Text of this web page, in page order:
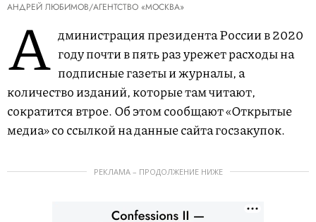
АНДРЕЙ ЛЮБИМОВ/АГЕНТСТВО «МОСКВА»
А дминистрация президента России в 2020
году почти в пять раз урежет расходы на
подписные газеты и журналы, а
количество изданий, которые там читают,
сократится втрое. Об этом сообщают «Открытые
медиа» со ссылкой на данные сайта госзакупок.
РЕКЛАМА – ПРОДОЛЖЕНИЕ НИЖЕ